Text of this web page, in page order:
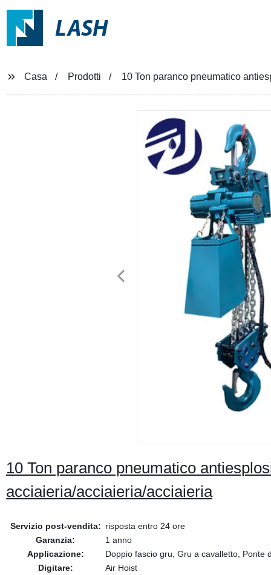
LASH
Casa Prodotti 10 Ton paranco pneumatico
10 Ton paranco pneumatico
acciaieria/acciaieria/acciaieria
Servizio post-vendita: risposta entro 24 ore
Garanzia:
1 anno
Applicazione:
Doppio fascio gru, Gru a cavalletto,
Digitare:
Air Hoist